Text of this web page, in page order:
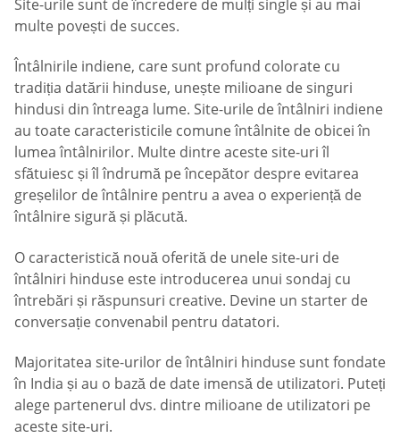
Site-urile sunt de încredere de mulți single și au mai
multe povești de succes.
Întâlnirile indiene, care sunt profund colorate cu
tradiția datării hinduse, unește milioane de singuri
hindusi din întreaga lume. Site-urile de întâlniri indiene
au toate caracteristicile comune întâlnite de obicei în
lumea întâlnirilor. Multe dintre aceste site-uri îl
sfătuiesc și îl îndrumă pe începător despre evitarea
greșelilor de întâlnire pentru a avea o experiență de
întâlnire sigură și plăcută.
O caracteristică nouă oferită de unele site-uri de
întâlniri hinduse este introducerea unui sondaj cu
întrebări și răspunsuri creative. Devine un starter de
conversație convenabil pentru datatori.
Majoritatea site-urilor de întâlniri hinduse sunt fondate
în India și au o bază de date imensă de utilizatori. Puteți
alege partenerul dvs. dintre milioane de utilizatori pe
aceste site-uri.